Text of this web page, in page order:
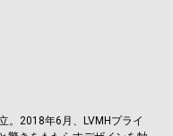
。2018年6月、LVMHプライ